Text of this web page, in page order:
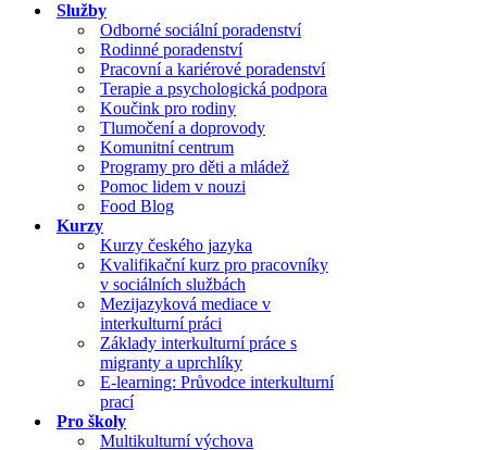
Služby
Odborné sociální poradenství
Rodinné poradenství
Pracovní a kariérové poradenství
Terapie a psychologická podpora
Koučink pro rodiny
Tlumočení a doprovody
Komunitní centrum
Programy pro děti a mládež
Pomoc lidem v nouzi
Food Blog
Kurzy
Kurzy českého jazyka
Kvalifikační kurz pro pracovníky
v sociálních službách
Mezijazyková mediace v
interkulturní práci
Základy interkulturní práce s
migranty a uprchlíky
E-learning: Průvodce interkulturní
prací
Pro školy
Multikulturní výchova